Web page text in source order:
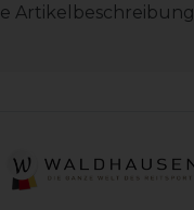
Artikelbeschreibung